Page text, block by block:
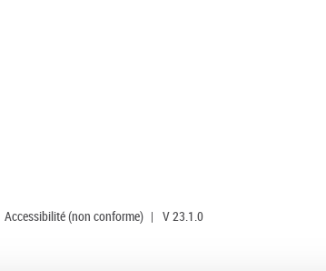
Accessibilité (non conforme) | V 23.1.0